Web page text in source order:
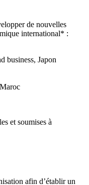
de nouvelles
international* :
business, Japon
et soumises à
afin d’établir un